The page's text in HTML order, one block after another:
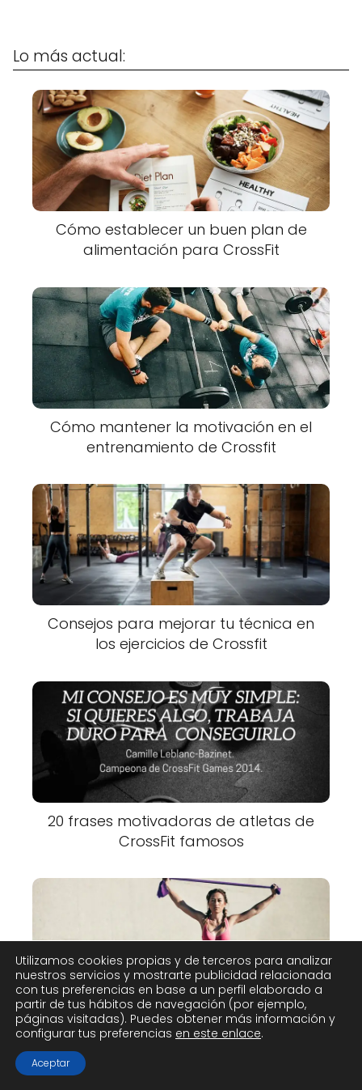
Lo más actual:
Cómo establecer un buen plan de
alimentación para CrossFit
Cómo mantener la motivación en el
entrenamiento de Crossfit
Consejos para mejorar tu técnica en
los ejercicios de Crossfit
20 frases motivadoras de atletas de
CrossFit famosos
Rutina de calentamiento ideal para
CrossFit
Utilizamos cookies propias y de terceros para analizar
nuestros servicios y mostrarte publicidad relacionada
con tus preferencias en base a un perfil elaborado a
partir de tus hábitos de navegación (por ejemplo,
páginas visitadas). Puedes obtener más información y
configurar tus preferencias en este enlace.
Aceptar